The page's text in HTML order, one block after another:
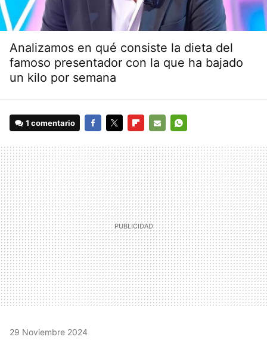
Analizamos en qué consiste la dieta del
famoso presentador con la que ha bajado
un kilo por semana
1 comentario
MAIL
29 Noviembre 2024